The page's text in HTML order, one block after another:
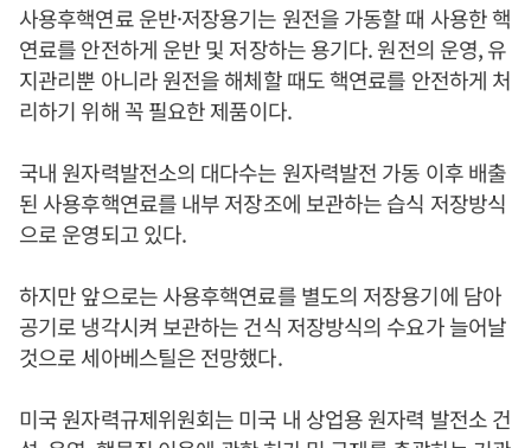
사용후핵연료 운반·저장용기는 원전을 가동할 때 사용한 핵
연료를 안전하게 운반 및 저장하는 용기다. 원전의 운영, 유
지관리뿐 아니라 원전을 해체할 때도 핵연료를 안전하게 처
리하기 위해 꼭 필요한 제품이다.
국내 원자력발전소의 대다수는 원자력발전 가동 이후 배출
된 사용후핵연료를 내부 저장조에 보관하는 습식 저장방식
으로 운영되고 있다.
하지만 앞으로는 사용후핵연료를 별도의 저장용기에 담아
공기로 냉각시켜 보관하는 건식 저장방식의 수요가 늘어날
것으로 세아베스틸은 전망했다.
미국 원자력규제위원회는 미국 내 상업용 원자력 발전소 건